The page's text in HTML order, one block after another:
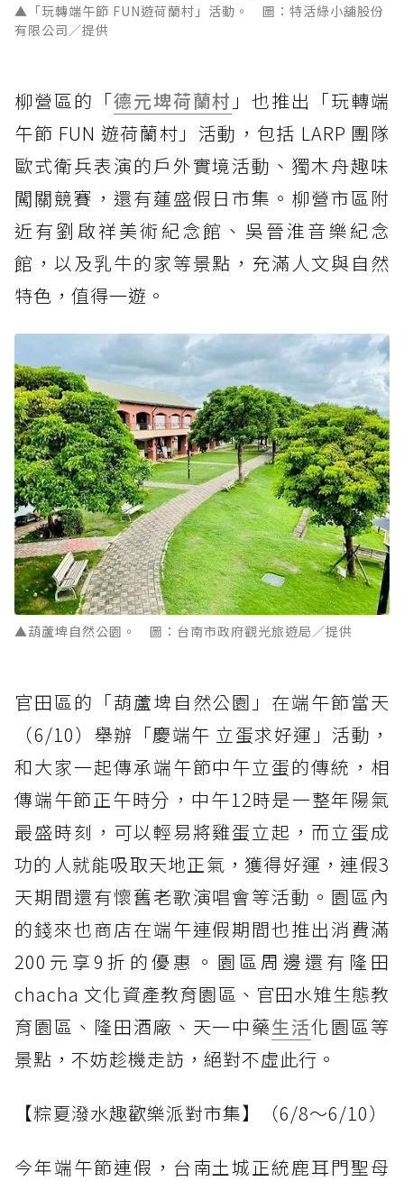
▲「玩轉端午節 FUN遊荷蘭村」活動。 圖：特活綠小舖股份
有限公司／提供
柳營區的「德元埤荷蘭村 」也推出「玩轉端
午節 FUN 遊荷蘭村」活動，包括 LARP 團隊
歐式衛兵表演的戶外實境活動、獨木舟趣味
闖關競賽，還有蓮盛假日市集。柳營市區附
近有劉啟祥美術紀念館、吳晉淮音樂紀念
館，以及乳牛的家等景點，充滿人文與自然
特色，值得一遊。
▲葫蘆埤自然公園。 圖：台南市政府觀光旅遊局／提供
官田區的「葫蘆埤自然公園」在端午節當天
（6/10）舉辦「慶端午 立蛋求好運」活動，
和大家一起傳承端午節中午立蛋的傳統，相
傳端午節正午時分，中午12時是一整年陽氣
最盛時刻，可以輕易將雞蛋立起，而立蛋成
功的人就能吸取天地正氣，獲得好運，連假3
天期間還有懷舊老歌演唱會等活動。園區內
的錢來也商店在端午連假期間也推出消費滿
200元享9折的優惠。園區周邊還有隆田
chacha 文化資產教育園區、官田水雉生態教
育園區、隆田酒廠、天一中藥生活化園區等
景點，不妨趁機走訪，絕對不虛此行。
【粽夏潑水趣歡樂派對市集】（6/8～6/10）
今年端午節連假，台南土城正統鹿耳門聖母